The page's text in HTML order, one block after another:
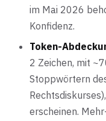
im Mai 2026
Konfidenz.
Token-
2 Zeichen, mit
Stoppwörtern
erscheinen.